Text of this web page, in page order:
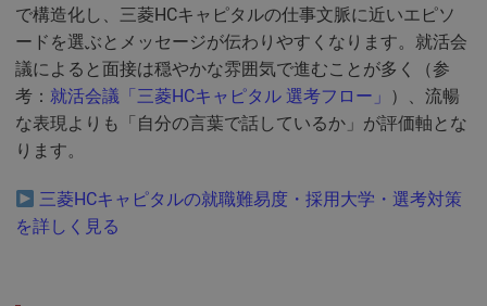
で構造化し、三菱HCキャピタルの仕事文脈に近いエピソ
ードを選ぶとメッセージが伝わりやすくなります。就活会
議によると面接は穏やかな雰囲気で進むことが多く（参
考： 就活会議「三菱HCキャピタル 選考フロー」 ）、流暢
な表現よりも「自分の言葉で話しているか」が評価軸とな
ります。
三菱HCキャピタルの就職難易度・採用大学・選考対策
を詳しく見る